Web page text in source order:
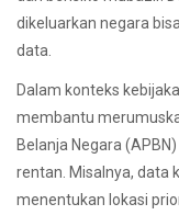
dikeluarkan negara
data.
Dalam konteks
membantu
Belanja Negara
rentan. Misalnya, data
menentukan lokasi